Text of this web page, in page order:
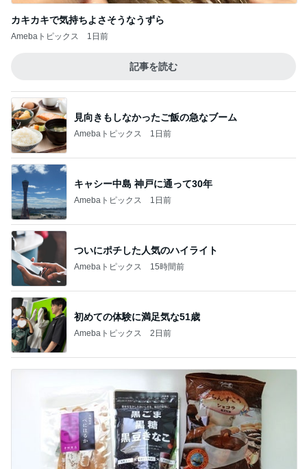
カキカキで気持ちよさそうなうずら
Amebaトピックス 1日前
記事を読む
見向きもしなかったご飯の急なブーム
Amebaトピックス 1日前
キャシー中島 神戸に通って30年
Amebaトピックス 1日前
ついにポチした人気のハイライト
Amebaトピックス 15時間前
初めての体験に満足気な51歳
Amebaトピックス 2日前